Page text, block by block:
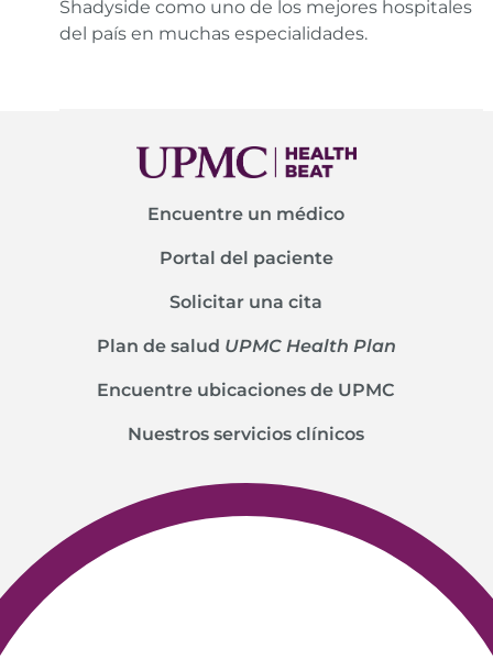
Shadyside como uno de los mejores hospitales
del país en muchas especialidades.
Encuentre un médico
Portal del paciente
Solicitar una cita
Plan de salud UPMC Health Plan
Encuentre ubicaciones de UPMC
Nuestros servicios clínicos